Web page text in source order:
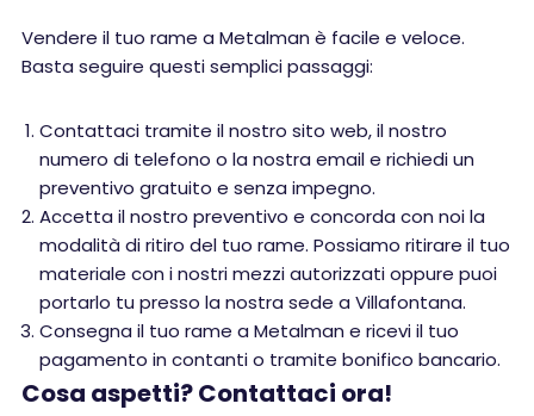
Vendere il tuo rame a Metalman è facile e veloce.
Basta seguire questi semplici passaggi:
Contattaci tramite il nostro sito web, il nostro
numero di telefono o la nostra email e richiedi un
preventivo gratuito e senza impegno.
Accetta il nostro preventivo e concorda con noi la
modalità di ritiro del tuo rame. Possiamo ritirare il tuo
materiale con i nostri mezzi autorizzati oppure puoi
portarlo tu presso la nostra sede a Villafontana.
Consegna il tuo rame a Metalman e ricevi il tuo
pagamento in contanti o tramite bonifico bancario.
Cosa aspetti? Contattaci ora!